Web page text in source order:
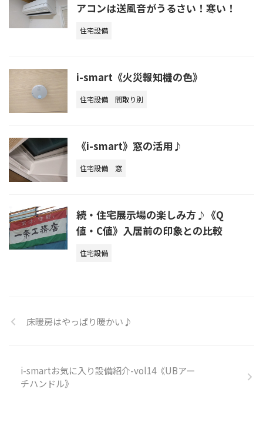
アコンは送風音がうるさい！寒い！
住宅設備
i-smart《火災報知機の色》
住宅設備 間取り別
《i-smart》窓の活用♪
住宅設備 窓
続・住宅展示場の楽しみ方♪《Q
値・C値》入居前の印象との比較
住宅設備
床暖房はやっぱり暖かい♪
i-smartお気に入り設備紹介-vol14《UBアー
チハンドル》